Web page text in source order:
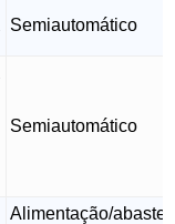
Semiautomático
Semiautomático
Alimentação/